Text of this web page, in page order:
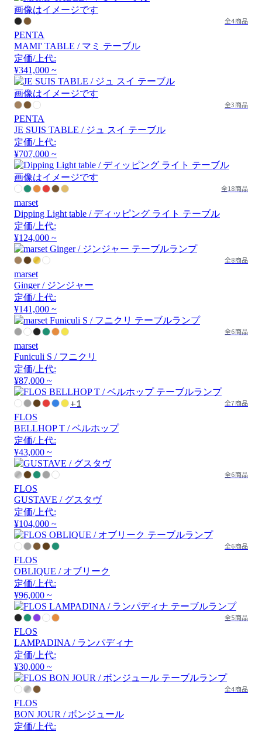
画像はイメージです
全4商品
PENTA
MAMI' TABLE / マミ テーブル
定価/上代:
¥341,000 ~
画像はイメージです
全3商品
PENTA
JE SUIS TABLE / ジュ スイ テーブル
定価/上代:
¥707,000 ~
画像はイメージです
全18商品
marset
Dipping Light table / ディッピング ライト テーブル
定価/上代:
¥124,000 ~
全8商品
marset
Ginger / ジンジャー
定価/上代:
¥141,000 ~
全6商品
marset
Funiculi S / フニクリ
定価/上代:
¥87,000 ~
+1 全7商品
FLOS
BELLHOP T / ベルホップ
定価/上代:
¥43,000 ~
全6商品
FLOS
GUSTAVE / グスタヴ
定価/上代:
¥104,000 ~
全6商品
FLOS
OBLIQUE / オブリーク
定価/上代:
¥96,000 ~
全5商品
FLOS
LAMPADINA / ランパディナ
定価/上代:
¥30,000 ~
全4商品
FLOS
BON JOUR / ボンジュール
定価/上代: